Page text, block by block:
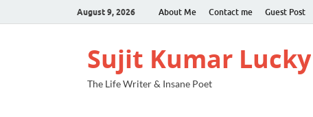
August 9, 2026 About Me Contact me Guest Post
Sujit Kumar Lucky
The Life Writer & Insane Poet